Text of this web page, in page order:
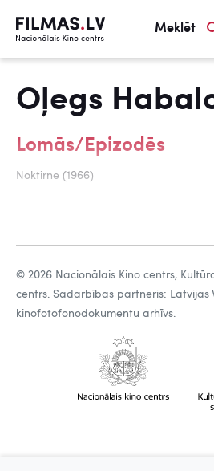
Meklēt
Oļegs
Lomās/Epizodēs
Noktirne (1966)
© 2026 Nacionālais Kino centrs,
centrs. Sadarbības partneris: Latvijas
kinofotofonodokumentu arhīvs.